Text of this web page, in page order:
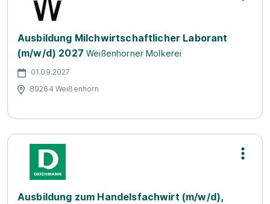
Ausbildung Milchwirtschaftlicher Laborant
(m/w/d) 2027 Weißenhorner Molkerei
01.09.2027
89264 Weißenhorn
Ausbildung zum Handelsfachwirt (m/w/d),